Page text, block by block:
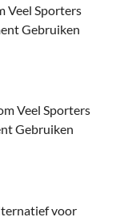
Veel Sporters
Gebruiken
Veel Sporters
Gebruiken
voor